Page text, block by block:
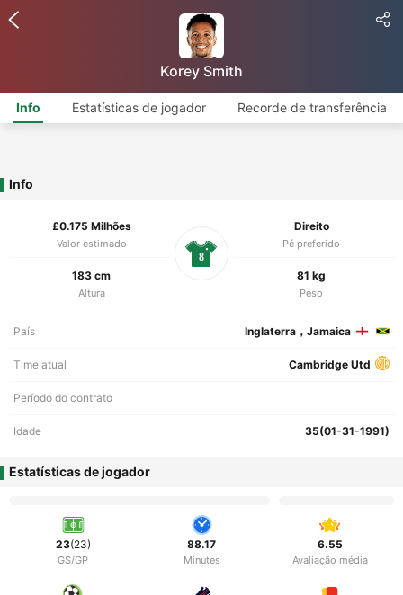
Korey Smith
Info Estatísticas de jogador Recorde de transferência
Info
£0.175 Milhões
Valor estimado
Direito
Pé preferido
183 cm
Altura
81 kg
Peso
8
País Inglaterra，Jamaica
Time atual Cambridge Utd
Período do contrato
Idade 35(01-31-1991)
Estatísticas de jogador
23(23)
GS/GP
88.17
Minutes
6.55
Avaliação média